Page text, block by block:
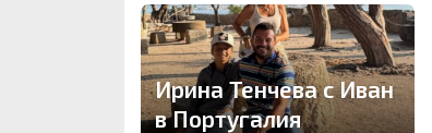
Ирина Тенчева с Иван
в Португалия